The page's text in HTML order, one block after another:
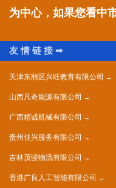
为中心，如果您看中
天津东丽区兴旺教育有限公司
山西凡奇能源有限公司
广西精诚机械有限公司
贵州佳兴服务有限公司
吉林茂骏物流有限公司
香港广良人工智能有限公司